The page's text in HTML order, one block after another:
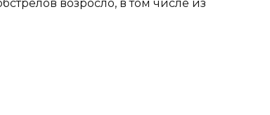
возросло, в том числе из